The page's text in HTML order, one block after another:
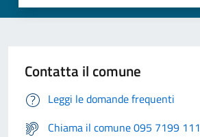
Contatta il comune
Leggi le domande frequenti
Chiama il comune 095 7199 111